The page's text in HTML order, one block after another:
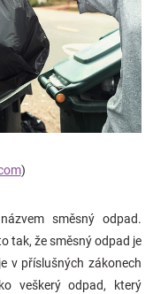
)
směsný odpad.
tak, že směsný odpad je
v příslušných zákonech
veškerý odpad, který